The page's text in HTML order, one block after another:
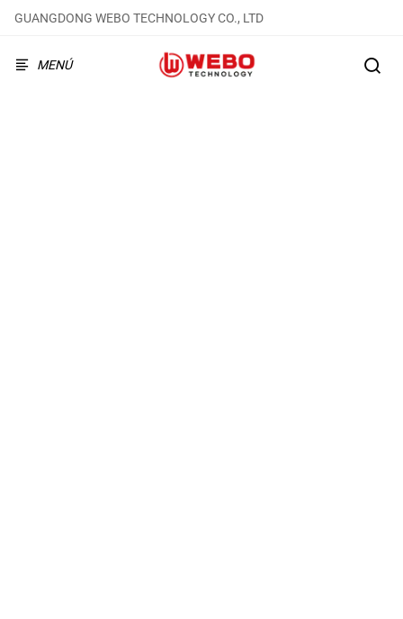
GUANGDONG WEBO TECHNOLOGY CO., LTD
MENÚ